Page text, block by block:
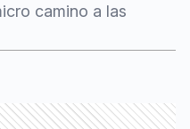
camino a las